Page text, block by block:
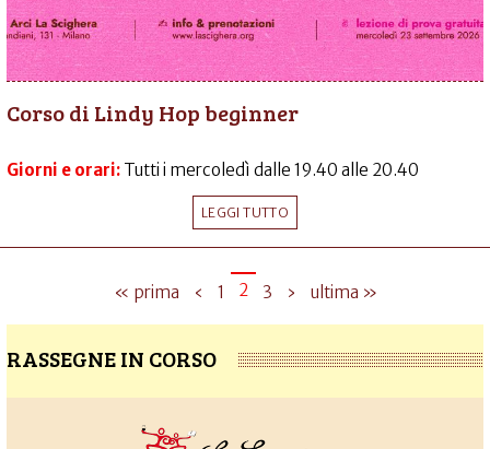
Corso di Lindy Hop beginner
Giorni e orari: Tutti i mercoledì dalle 19.40 alle 20.40
LEGGI TUTTO
« prima ‹ 1 2 3 › ultima »
RASSEGNE IN CORSO